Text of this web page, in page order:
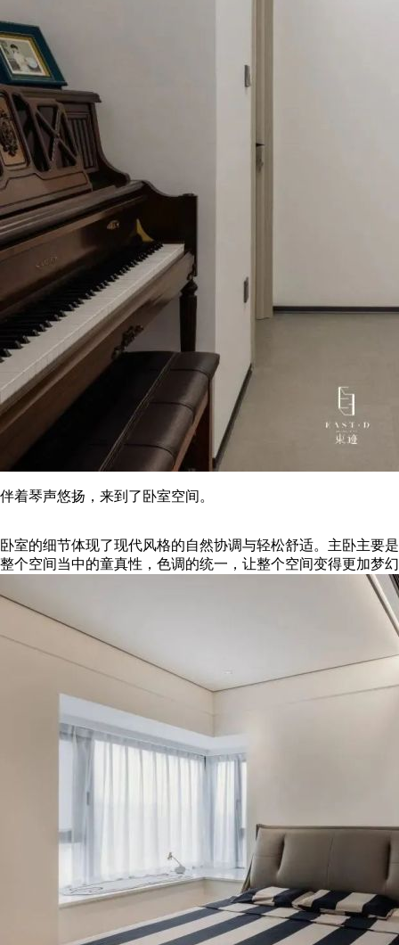
伴着琴声悠扬，来到了卧室空间。
卧室的细节体现了现代风格的自然协调与轻松舒适。主卧主要
整个空间当中的童真性，色调的统一，让整个空间变得更加梦